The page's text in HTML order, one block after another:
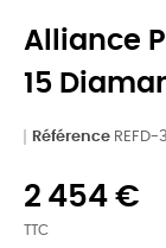
Alliance
15
Référence
2 454 €
TTC